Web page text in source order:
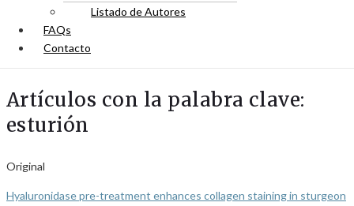
Listado de Autores
FAQs
Contacto
Artículos con la palabra clave:
esturión
Original
Hyaluronidase pre-treatment enhances collagen staining in sturgeon